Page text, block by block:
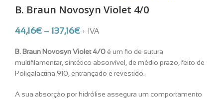
B. Braun Novosyn Violet 4/0
44,16€ – 137,16€ + IVA
B. Braun Novosyn Violet 4/0é um fio de sutura
multifilamentar, sintético absorvível, de médio prazo, feito de
Poligalactina 910, entrançado e revestido.
A sua absorção por hidrólise assegura um comportamento